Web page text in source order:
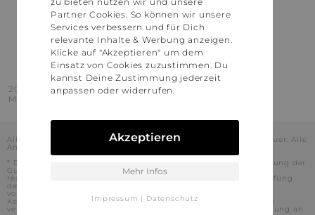
Schweiz
France
United States
2016 - 2026 © Stylaholic.
Made for you with love in munich.
Alle Preise inkl. der jeweils geltenden gesetzlichen Mehrwertsteuer. Alle
Angaben ohne Gewähr.
* Die angezeigten Preise beinhalten Rabatte, die durch die Nutzung der
Gutschein-Codes auf den Seiten unserer Partner voraussichtlich
realisiert werden können. Stylaholic führt keine vollständige Prüfung
der Gutschein-Codes durch und es kann daher in Einzelfällen
vorkommen, dass die Gutscheine abweichend von unserem
Kenntnisstand bei dem jeweiligen Shop nicht oder nur teilweise
verwendet werden können. Darüber hinaus kann deren Verwendung an
Partner Cookies. So können wir unsere
Services verbessern und für Dich
relevante Inhalte & Werbung anzeigen.
Klicke auf "Akzeptieren" um dem
Einsatz von Cookies zuzustimmen. Du
kannst Deine Zustimmung jederzeit
anpassen oder widerrufen.
Akzeptieren
Mehr Infos
Impressum | Datenschutz